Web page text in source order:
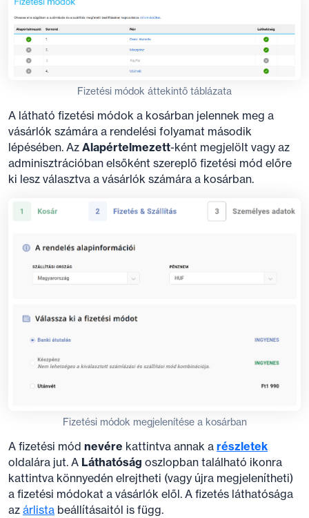
Fizetési módok áttekintő táblázata
A látható fizetési módok a kosárban jelennek meg a
vásárlók számára a rendelési folyamat második
lépésében. Az Alapértelmezett-ként megjelölt vagy az
adminisztrációban elsőként szereplő fizetési mód előre
ki lesz választva a vásárlók számára a kosárban.
Fizetési módok megjelenítése a kosárban
A fizetési mód nevére kattintva annak a részletek
oldalára jut. A Láthatóság oszlopban található ikonra
kattintva könnyedén elrejtheti (vagy újra megjelenítheti)
a fizetési módokat a vásárlók elől. A fizetés láthatósága
az árlista beállításaitól is függ.